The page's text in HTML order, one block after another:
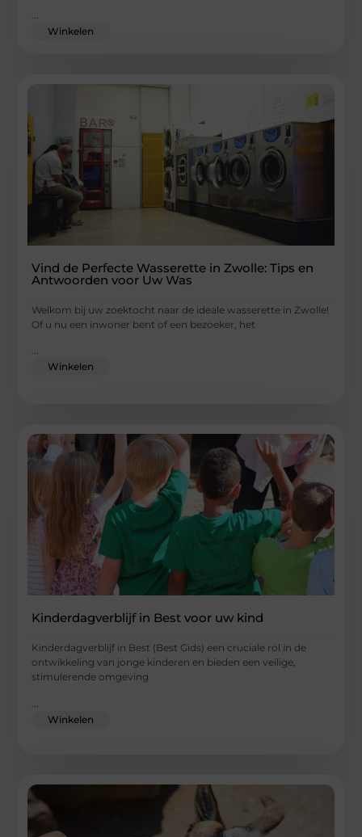
...
Winkelen
Vind de Perfecte Wasserette in Zwolle: Tips en
Antwoorden voor Uw Was
Welkom bij uw zoektocht naar de ideale wasserette in Zwolle!
Of u nu een inwoner bent of een bezoeker, het
...
Winkelen
Kinderdagverblijf in Best voor uw kind
Kinderdagverblijf in Best (Best Gids) een cruciale rol in de
ontwikkeling van jonge kinderen en bieden een veilige,
stimulerende omgeving
Winkelen